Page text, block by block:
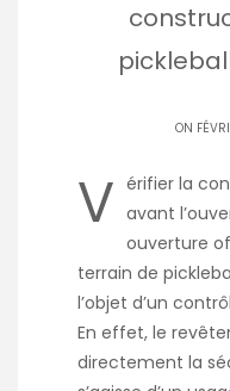
ON
V érifier la
avant
ouverture
terrain de
l’objet d’un
En effet, le
directement la